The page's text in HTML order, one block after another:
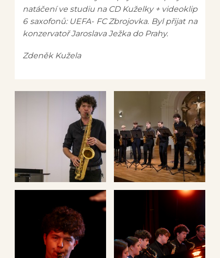
natáčení ve studiu na CD Kuželky + videoklip
6 saxofonů: UEFA- FC Zbrojovka. Byl přijat na
konzervatoř Jaroslava Ježka do Prahy.
Zdeněk Kužela